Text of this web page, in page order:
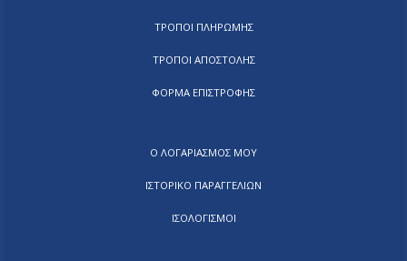
ΤΡΟΠΟΙ ΠΛΗΡΩΜΗΣ
ΤΡΟΠΟΙ ΑΠΟΣΤΟΛΗΣ
ΦΟΡΜΑ ΕΠΙΣΤΡΟΦΗΣ
Ο ΛΟΓΑΡΙΑΣΜΟΣ ΜΟΥ
ΙΣΤΟΡΙΚΟ ΠΑΡΑΓΓΕΛΙΩΝ
ΙΣΟΛΟΓΙΣΜΟΙ